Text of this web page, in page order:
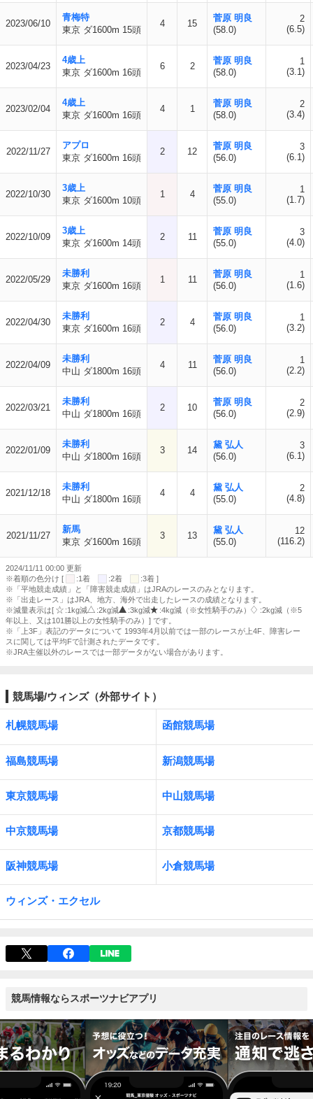
2023/06/10
青梅特
東京 ダ1600m 15頭
4 15
菅原 明良
(58.0)
2
(6.5)
2023/04/23
4歳上
東京 ダ1600m 16頭
6 2
菅原 明良
(58.0)
1
(3.1)
2023/02/04
4歳上
東京 ダ1600m 16頭
4 1
菅原 明良
(58.0)
2
(3.4)
2022/11/27
アプロ
東京 ダ1600m 16頭
2 12
菅原 明良
(56.0)
3
(6.1)
2022/10/30
3歳上
東京 ダ1600m 10頭
1 4
菅原 明良
(55.0)
1
(1.7)
2022/10/09
3歳上
東京 ダ1600m 14頭
2 11
菅原 明良
(55.0)
3
(4.0)
2022/05/29
未勝利
東京 ダ1600m 16頭
1 11
菅原 明良
(56.0)
1
(1.6)
2022/04/30
未勝利
東京 ダ1600m 16頭
2 4
菅原 明良
(56.0)
1
(3.2)
2022/04/09
未勝利
中山 ダ1800m 16頭
4 11
菅原 明良
(56.0)
1
(2.2)
2022/03/21
未勝利
中山 ダ1800m 16頭
2 10
菅原 明良
(56.0)
2
(2.9)
2022/01/09
未勝利
中山 ダ1800m 16頭
3 14
黛 弘人
(56.0)
3
(6.1)
2021/12/18
未勝利
中山 ダ1800m 16頭
4 4
黛 弘人
(55.0)
2
(4.8)
2021/11/27
新馬
東京 ダ1600m 16頭
3 13
黛 弘人
(55.0)
12
(116.2)
2024/11/11 00:00 更新
※着順の色分け [
:1着 :2着
:3着 ]
※「平地競走成績」と「障害競走成績」はJRAのレースのみとなります。
※「出走レース」はJRA、地方、海外で出走したレースの成績となります。
※減量表示は[
:1kg減 :2kg減 :3kg減 :4kg減（※女性騎手のみ）
:2kg減（※5
年以上、又は101勝以上の女性騎手のみ）] です。
※「上3F」表記のデータについて 1993年4月以前では一部のレースが上4F、障害レー
スに関しては平均Fで計測されたデータです。
※JRA主催以外のレースでは一部データがない場合があります。
競馬場/ウィンズ（外部サイト）
札幌競馬場 函館競馬場
福島競馬場 新潟競馬場
東京競馬場 中山競馬場
中京競馬場 京都競馬場
阪神競馬場 小倉競馬場
ウィンズ・エクセル
競馬情報ならスポーツナビアプリ